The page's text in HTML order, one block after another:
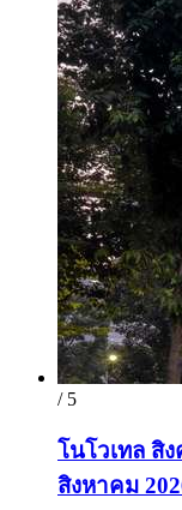
/ 5
โนโวเทล สิ
สิงหาคม